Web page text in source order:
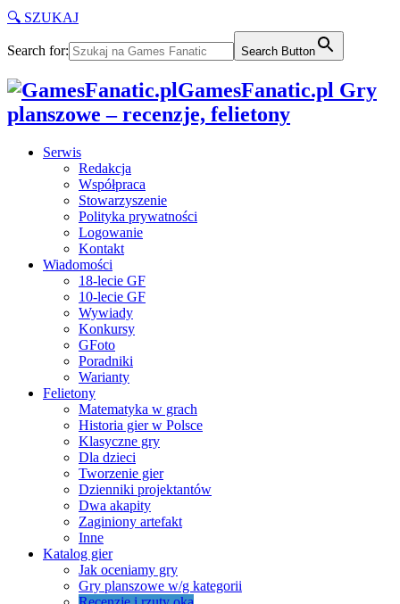
🔍 SZUKAJ
Search for: Search Button
GamesFanatic.pl Gry
planszowe – recenzje, felietony
Serwis
Redakcja
Współpraca
Stowarzyszenie
Polityka prywatności
Logowanie
Kontakt
Wiadomości
18-lecie GF
10-lecie GF
Wywiady
Konkursy
GFoto
Poradniki
Warianty
Felietony
Matematyka w grach
Historia gier w Polsce
Klasyczne gry
Dla dzieci
Tworzenie gier
Dzienniki projektantów
Dwa akapity
Zaginiony artefakt
Inne
Katalog gier
Jak oceniamy gry
Gry planszowe w/g kategorii